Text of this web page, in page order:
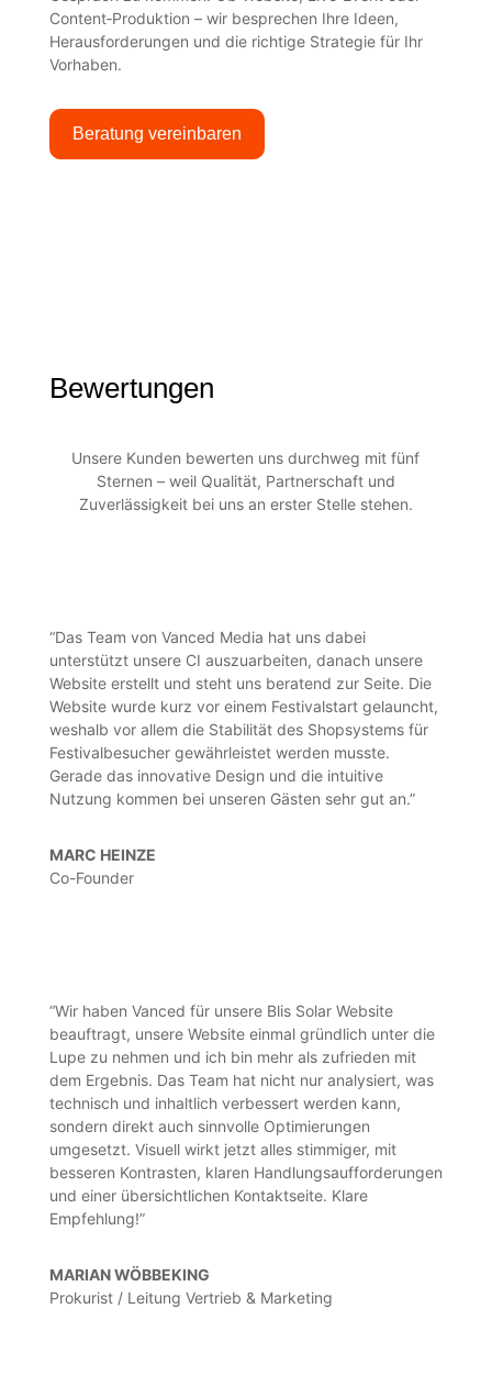
Content‑Produktion – wir besprechen Ihre Ideen,
Herausforderungen und die richtige Strategie für Ihr
Vorhaben.
Beratung vereinbaren
Bewertungen
Unsere Kunden bewerten uns durchweg mit fünf
Sternen – weil Qualität, Partnerschaft und
Zuverlässigkeit bei uns an erster Stelle stehen.
“Das Team von Vanced Media hat uns dabei
unterstützt unsere CI auszuarbeiten, danach unsere
Website erstellt und steht uns beratend zur Seite. Die
Website wurde kurz vor einem Festivalstart gelauncht,
weshalb vor allem die Stabilität des Shopsystems für
Festivalbesucher gewährleistet werden musste.
Gerade das innovative Design und die intuitive
Nutzung kommen bei unseren Gästen sehr gut an.”
MARC HEINZE
Co-Founder
“Wir haben Vanced für unsere Blis Solar Website
beauftragt, unsere Website einmal gründlich unter die
Lupe zu nehmen und ich bin mehr als zufrieden mit
dem Ergebnis. Das Team hat nicht nur analysiert, was
technisch und inhaltlich verbessert werden kann,
sondern direkt auch sinnvolle Optimierungen
umgesetzt. Visuell wirkt jetzt alles stimmiger, mit
besseren Kontrasten, klaren Handlungsaufforderungen
und einer übersichtlichen Kontaktseite. Klare
Empfehlung!”
MARIAN WÖBBEKING
Prokurist / Leitung Vertrieb & Marketing